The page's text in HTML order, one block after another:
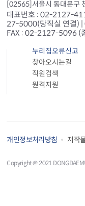
[02565]서울시 동대문구
대표번호 : 02-2127-
27-5000(당직실 연결)
FAX : 02-2127-5096 (
누리집오류신고
찾아오시는길
직원검색
원격지원
개인정보처리방침 저작
Copyright＠ 2021